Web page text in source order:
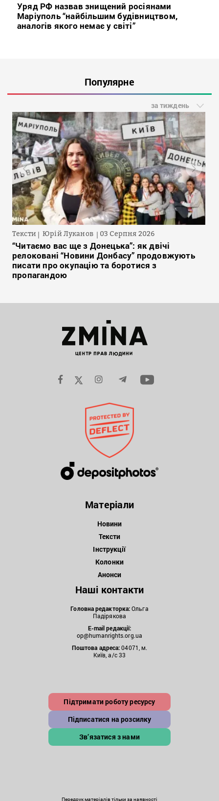
Уряд РФ назвав знищений росіянами
Маріуполь “найбільшим будівництвом,
аналогів якого немає у світі”
Популярне
за тиждень
Тексти Юрій Луканов 03 Серпня 2026
“Читаємо вас ще з Донецька”: як двічі
релоковані “Новини Донбасу” продовжують
писати про окупацію та боротися з
пропагандою
Матеріали
Новини
Тексти
Інструкції
Колонки
Анонси
Наші контакти
Головна редакторка:Ольга
Падірякова
E-mail редакції:
op@humanrights.org.ua
Поштова адреса:04071, м.
Київ, а/с 33
Підтримати роботу ресурсу
Підписатися на розсилку
Зв’язатися з нами
Передрук матеріалів тільки за наявності